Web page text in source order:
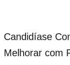
Candidíase
Melhorar com